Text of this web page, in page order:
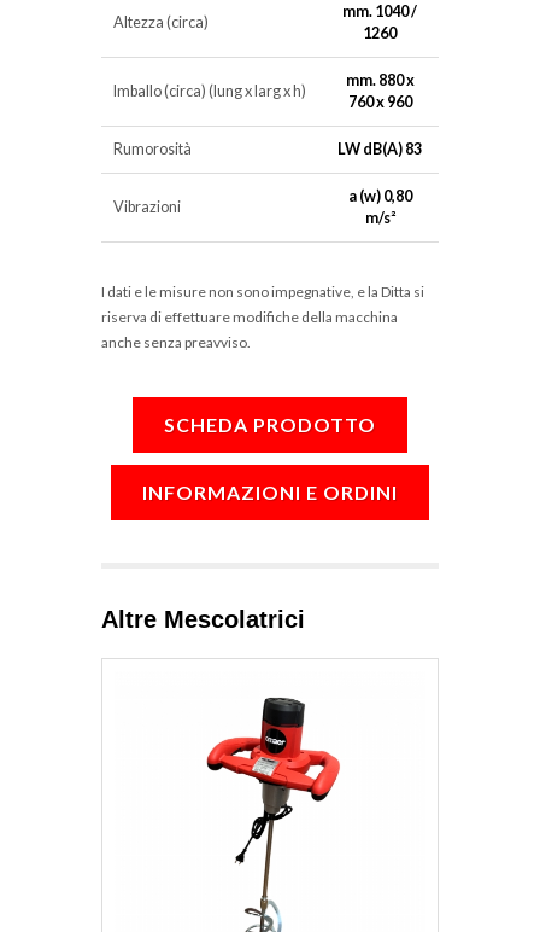
Altezza (circa)
mm. 1040 /
1260
Imballo (circa) (lung x larg x h)
mm. 880 x
760 x 960
Rumorosità LW dB(A) 83
Vibrazioni
a (w) 0,80
m/s²
I dati e le misure non sono impegnative, e la Ditta si
riserva di effettuare modifiche della macchina
anche senza preavviso.
SCHEDA PRODOTTO
INFORMAZIONI E ORDINI
Altre Mescolatrici